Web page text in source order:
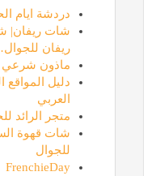
دردشة ايام
شات ريفان|
ريفان
ماذون شرعي
دليل المواقع
العربي
متجر الرائد
شات قهوة
للجوال
FrenchieDay